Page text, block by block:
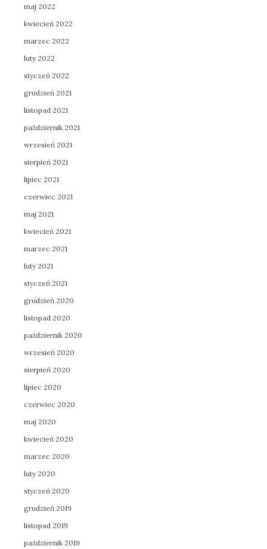
maj 2022
kwiecień 2022
marzec 2022
luty 2022
styczeń 2022
grudzień 2021
listopad 2021
październik 2021
wrzesień 2021
sierpień 2021
lipiec 2021
czerwiec 2021
maj 2021
kwiecień 2021
marzec 2021
luty 2021
styczeń 2021
grudzień 2020
listopad 2020
październik 2020
wrzesień 2020
sierpień 2020
lipiec 2020
czerwiec 2020
maj 2020
kwiecień 2020
marzec 2020
luty 2020
styczeń 2020
grudzień 2019
listopad 2019
październik 2019